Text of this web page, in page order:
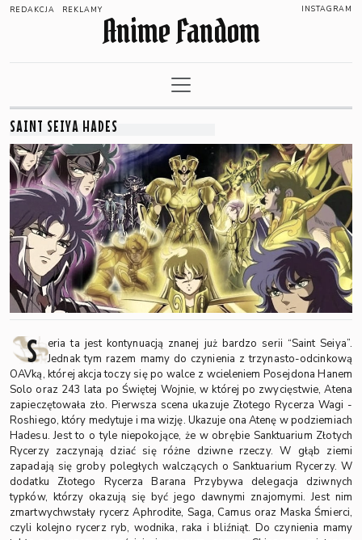
REDAKCJA REKLAMY INSTAGRAM
Anime Fandom
SAINT SEIYA HADES
S
eria ta jest kontynuacją znanej już bardzo serii “Saint Seiya”.
Jednak tym razem mamy do czynienia z trzynasto-odcinkową
OAVką, której akcja toczy się po walce z wcieleniem Posejdona Hanem
Solo oraz 243 lata po Świętej Wojnie, w której po zwycięstwie, Atena
zapieczętowała zło. Pierwsza scena ukazuje Złotego Rycerza Wagi -
Roshiego, który medytuje i ma wizję. Ukazuje ona Atenę w podziemiach
Hadesu. Jest to o tyle niepokojące, że w obrębie Sanktuarium Złotych
Rycerzy zaczynają dziać się różne dziwne rzeczy. W głąb ziemi
zapadają się groby poległych walczących o Sanktuarium Rycerzy. W
dodatku Złotego Rycerza Barana Przybywa delegacja dziwnych
typków, którzy okazują się być jego dawnymi znajomymi. Jest nim
zmartwychwstały rycerz Aphrodite, Saga, Camus oraz Maska Śmierci,
czyli kolejno rycerz ryb, wodnika, raka i bliźniąt. Do czynienia mamy